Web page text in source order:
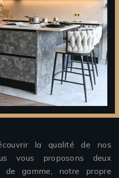
la qualité de nos
vous proposons deux
gamme, notre propre